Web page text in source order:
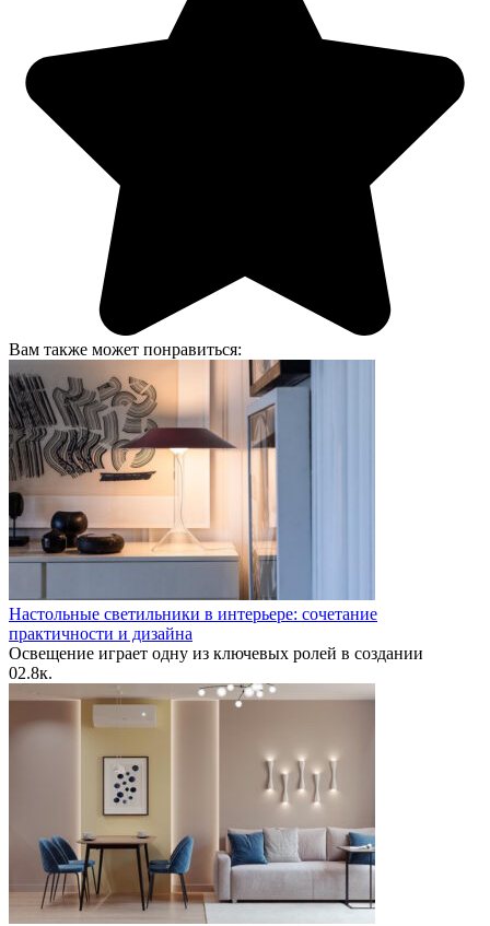
Вам также может понравиться:
Настольные светильники в интерьере: сочетание
практичности и дизайна
Освещение играет одну из ключевых ролей в создании
02.8к.